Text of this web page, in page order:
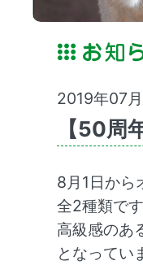
2019年07
【50周
8月1日から
全2種類です
高級感のあ
となってい